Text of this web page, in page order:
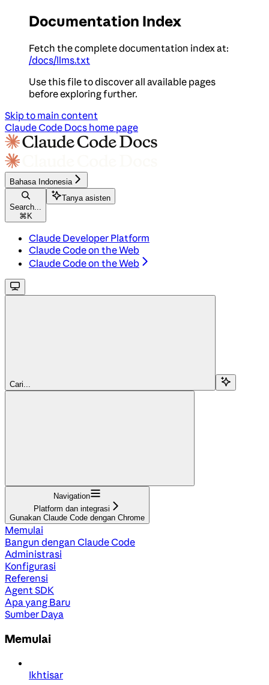
Documentation Index
Fetch the complete documentation index at:
/docs/llms.txt
Use this file to discover all available pages
before exploring further.
Skip to main content
Claude Code Docs home page
Bahasa Indonesia
Search...
⌘ K
Tanya asisten
Claude Developer Platform
Claude Code on the Web
Claude Code on the Web
Cari...
Navigation
Platform dan integrasi
Gunakan Claude Code dengan Chrome
Memulai
Bangun dengan Claude Code
Administrasi
Konfigurasi
Referensi
Agent SDK
Apa yang Baru
Sumber Daya
Memulai
Ikhtisar